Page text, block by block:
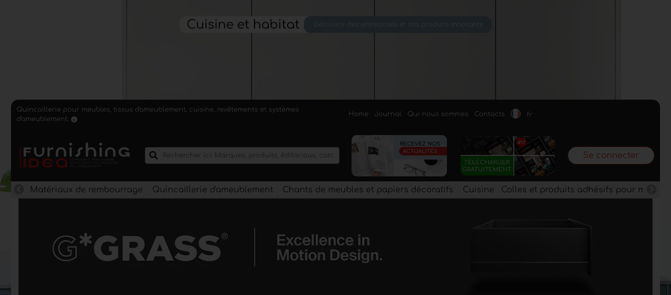
Quincaillerie pour meubles, tissus d'ameublement, cuisine, revêtements et systèmes
d'ameublement.
Home Journal Qui nous sommes Contacts fr
Se connecter
Matériaux de rembourrage Quincaillerie d'ameublement Chants de meubles et papiers décoratifs Cuisine Colles et produits adhésifs pour